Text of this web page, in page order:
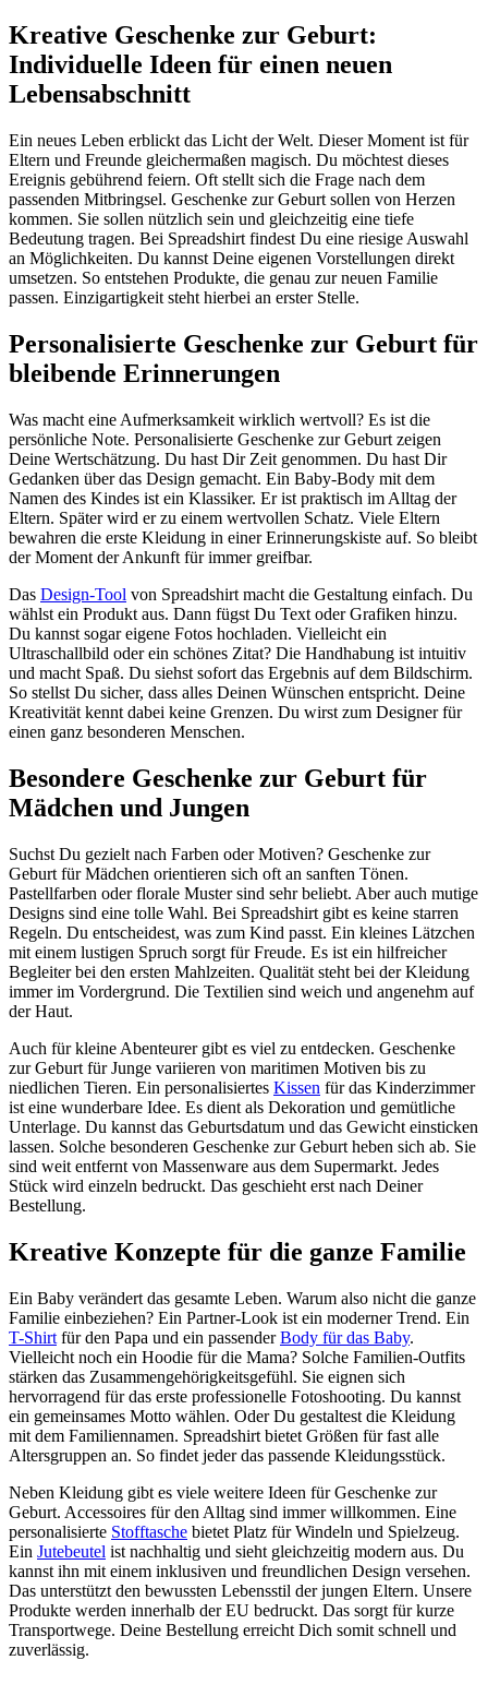
Kreative Geschenke zur Geburt:
Individuelle Ideen für einen neuen
Lebensabschnitt
Ein neues Leben erblickt das Licht der Welt. Dieser Moment ist für
Eltern und Freunde gleichermaßen magisch. Du möchtest dieses
Ereignis gebührend feiern. Oft stellt sich die Frage nach dem
passenden Mitbringsel. Geschenke zur Geburt sollen von Herzen
kommen. Sie sollen nützlich sein und gleichzeitig eine tiefe
Bedeutung tragen. Bei Spreadshirt findest Du eine riesige Auswahl
an Möglichkeiten. Du kannst Deine eigenen Vorstellungen direkt
umsetzen. So entstehen Produkte, die genau zur neuen Familie
passen. Einzigartigkeit steht hierbei an erster Stelle.
Personalisierte Geschenke zur Geburt für
bleibende Erinnerungen
Was macht eine Aufmerksamkeit wirklich wertvoll? Es ist die
persönliche Note. Personalisierte Geschenke zur Geburt zeigen
Deine Wertschätzung. Du hast Dir Zeit genommen. Du hast Dir
Gedanken über das Design gemacht. Ein Baby-Body mit dem
Namen des Kindes ist ein Klassiker. Er ist praktisch im Alltag der
Eltern. Später wird er zu einem wertvollen Schatz. Viele Eltern
bewahren die erste Kleidung in einer Erinnerungskiste auf. So bleibt
der Moment der Ankunft für immer greifbar.
Das Design-Tool von Spreadshirt macht die Gestaltung einfach. Du
wählst ein Produkt aus. Dann fügst Du Text oder Grafiken hinzu.
Du kannst sogar eigene Fotos hochladen. Vielleicht ein
Ultraschallbild oder ein schönes Zitat? Die Handhabung ist intuitiv
und macht Spaß. Du siehst sofort das Ergebnis auf dem Bildschirm.
So stellst Du sicher, dass alles Deinen Wünschen entspricht. Deine
Kreativität kennt dabei keine Grenzen. Du wirst zum Designer für
einen ganz besonderen Menschen.
Besondere Geschenke zur Geburt für
Mädchen und Jungen
Suchst Du gezielt nach Farben oder Motiven? Geschenke zur
Geburt für Mädchen orientieren sich oft an sanften Tönen.
Pastellfarben oder florale Muster sind sehr beliebt. Aber auch mutige
Designs sind eine tolle Wahl. Bei Spreadshirt gibt es keine starren
Regeln. Du entscheidest, was zum Kind passt. Ein kleines Lätzchen
mit einem lustigen Spruch sorgt für Freude. Es ist ein hilfreicher
Begleiter bei den ersten Mahlzeiten. Qualität steht bei der Kleidung
immer im Vordergrund. Die Textilien sind weich und angenehm auf
der Haut.
Auch für kleine Abenteurer gibt es viel zu entdecken. Geschenke
zur Geburt für Junge variieren von maritimen Motiven bis zu
niedlichen Tieren. Ein personalisiertes Kissen für das Kinderzimmer
ist eine wunderbare Idee. Es dient als Dekoration und gemütliche
Unterlage. Du kannst das Geburtsdatum und das Gewicht einsticken
lassen. Solche besonderen Geschenke zur Geburt heben sich ab. Sie
sind weit entfernt von Massenware aus dem Supermarkt. Jedes
Stück wird einzeln bedruckt. Das geschieht erst nach Deiner
Bestellung.
Kreative Konzepte für die ganze Familie
Ein Baby verändert das gesamte Leben. Warum also nicht die ganze
Familie einbeziehen? Ein Partner-Look ist ein moderner Trend. Ein
T-Shirt für den Papa und ein passenderBody für das Baby.
Vielleicht noch ein Hoodie für die Mama? Solche Familien-Outfits
stärken das Zusammengehörigkeitsgefühl. Sie eignen sich
hervorragend für das erste professionelle Fotoshooting. Du kannst
ein gemeinsames Motto wählen. Oder Du gestaltest die Kleidung
mit dem Familiennamen. Spreadshirt bietet Größen für fast alle
Altersgruppen an. So findet jeder das passende Kleidungsstück.
Neben Kleidung gibt es viele weitere Ideen für Geschenke zur
Geburt. Accessoires für den Alltag sind immer willkommen. Eine
personalisierte Stofftasche bietet Platz für Windeln und Spielzeug.
Ein Jutebeutel ist nachhaltig und sieht gleichzeitig modern aus. Du
kannst ihn mit einem inklusiven und freundlichen Design versehen.
Das unterstützt den bewussten Lebensstil der jungen Eltern. Unsere
Produkte werden innerhalb der EU bedruckt. Das sorgt für kurze
Transportwege. Deine Bestellung erreicht Dich somit schnell und
zuverlässig.